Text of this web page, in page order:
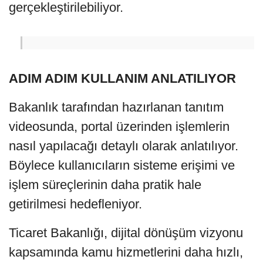
gerçekleştirilebiliyor.
ADIM ADIM KULLANIM ANLATILIYOR
Bakanlık tarafından hazırlanan tanıtım
videosunda, portal üzerinden işlemlerin
nasıl yapılacağı detaylı olarak anlatılıyor.
Böylece kullanıcıların sisteme erişimi ve
işlem süreçlerinin daha pratik hale
getirilmesi hedefleniyor.
Ticaret Bakanlığı, dijital dönüşüm vizyonu
kapsamında kamu hizmetlerini daha hızlı,